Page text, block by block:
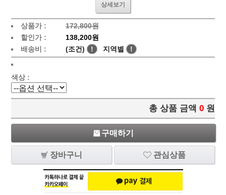
상세보기
상품가 :
172,800원
할인가 :
138,200원
배송비 :
(조건) ! 지역별 !
색상 :
총 상품 금액 0 원
구매하기
장바구니 관심상품